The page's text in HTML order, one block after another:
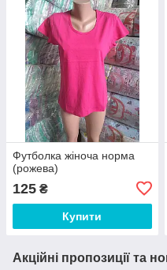
Футболка жіноча норма
(рожева)
125 ₴
Купити
Акційні пропозиції та